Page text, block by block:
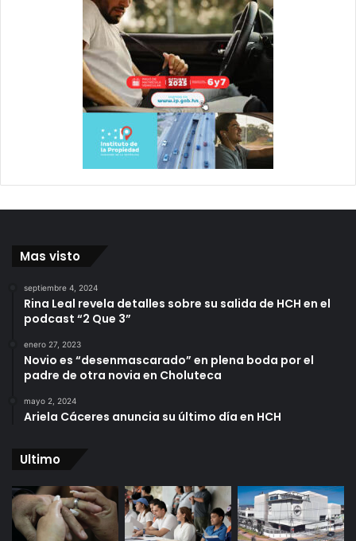
Mas visto
septiembre 4, 2024
Rina Leal revela detalles sobre su salida de HCH en el
podcast “2 Que 3”
enero 27, 2023
Novio es “desenmascarado” en plena boda por el
padre de otra novia en Choluteca
mayo 2, 2024
Ariela Cáceres anuncia su último día en HCH
Ultimo